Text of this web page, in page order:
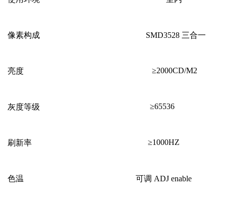
像素构成 SMD3528 三合一
亮度 ≥2000CD/M2
灰度等级 ≥65536
刷新率 ≥1000HZ
色温 可调 ADJ enable